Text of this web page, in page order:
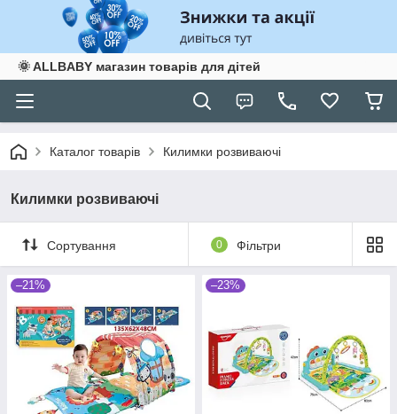
🌞 ALLBABY магазин товарів для дітей
Каталог товарів Килимки розвиваючі
Килимки розвиваючі
Сортування 0 Фільтри
–21% –23%